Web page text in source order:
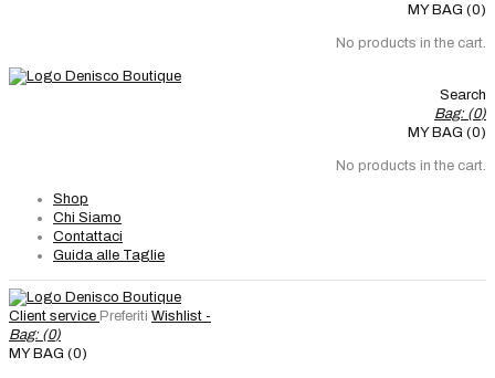
MY BAG (0)
No products in the cart.
Search
Bag: (0)
MY BAG (0)
No products in the cart.
Shop
Chi Siamo
Contattaci
Guida alle Taglie
Client service Preferiti Wishlist -
Bag: (0)
MY BAG (0)